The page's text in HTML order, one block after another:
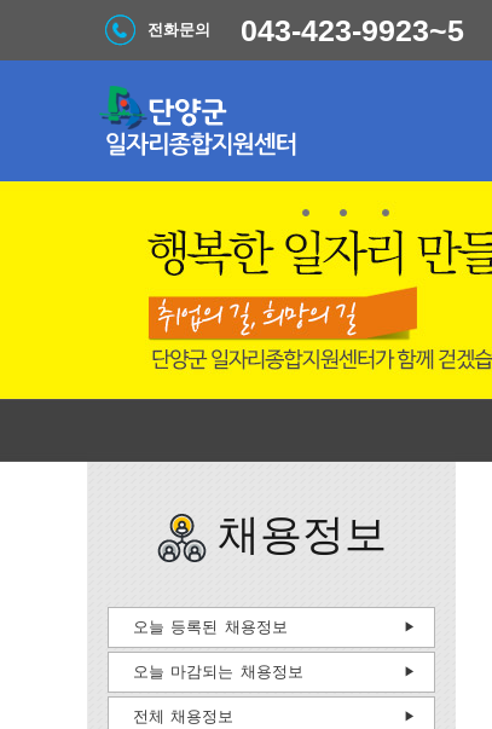
전화문의 043-423-9923~5
채용정보
오늘 등록된 채용정보
오늘 마감되는 채용정보
전체 채용정보